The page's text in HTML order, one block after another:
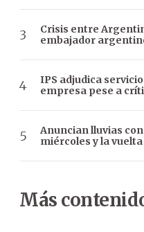
Crisis entre
embajador
IPS adjudica
empresa pese a
Anuncian lluvias
miércoles y la
Más